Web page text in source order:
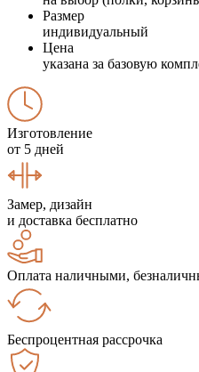
Размер
индивидуальный
Цена
указана за базовую
Изготовление
от 5 дней
Замер, дизайн
и доставка бесплатно
Оплата наличными,
Беспроцентная рассрочка